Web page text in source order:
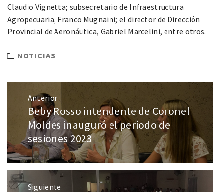
Claudio Vignetta; subsecretario de Infraestructura
Agropecuaria, Franco Mugnaini; el director de Dirección
Provincial de Aeronáutica, Gabriel Marcelini, entre otros.
NOTICIAS
Anterior
Beby Rosso intendente de Coronel
Moldes inauguró el período de
sesiones 2023
Siguiente